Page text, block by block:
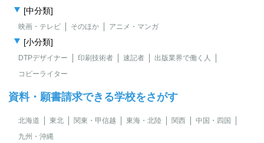
[中分類]
映画・テレビ そのほか アニメ・マンガ
[小分類]
DTPデザイナー 印刷技術者 速記者
出版業界で働く人
コピーライター
資料・願書請求できる学校をさがす
北海道 東北 関東・甲信越 東海・北陸 関西
中国・四国
九州・沖縄